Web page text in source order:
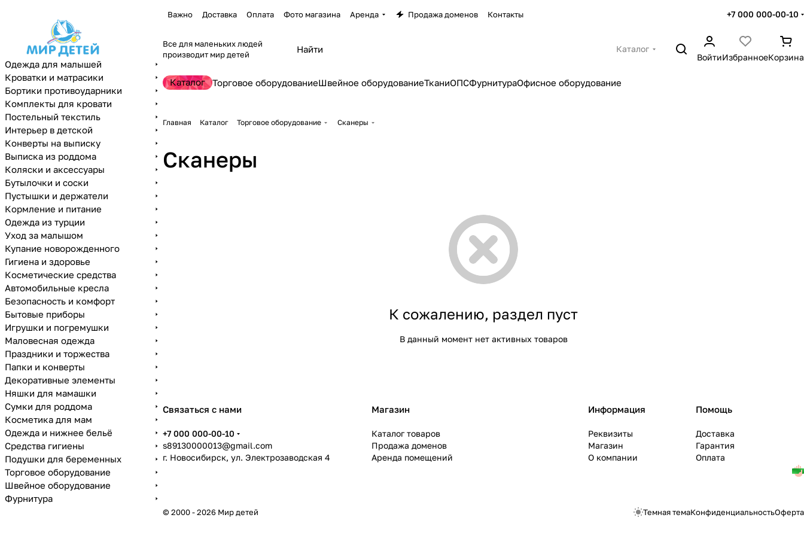
Важно Доставка Оплата Фото магазина Аренда Продажа доменов Контакты +7 000 000-00-10
Все для маленьких людей
производит мир детей
Каталог
ВойтиИзбранноеКорзина
Каталог Торговое оборудованиеШвейное оборудованиеТканиОПСФурнитураОфисное оборудование
Главная Каталог Торговое оборудование Сканеры
Сканеры
К сожалению, раздел пуст
В данный момент нет активных товаров
Связаться с нами
+7 000 000-00-10
s89130000013@gmail.com
г. Новосибирск, ул. Электрозаводская 4
Магазин
Каталог товаров
Продажа доменов
Аренда помещений
Информация
Реквизиты
Магазин
О компании
Помощь
Доставка
Гарантия
Оплата
© 2000 - 2026 Мир детей Темная темаКонфиденциальностьОферта
Одежда для малышей
Кроватки и матрасики
Бортики противоударники
Комплекты для кровати
Постельный текстиль
Интерьер в детской
Конверты на выписку
Выписка из роддома
Коляски и аксессуары
Бутылочки и соски
Пустышки и держатели
Кормление и питание
Одежда из турции
Уход за малышом
Купание новорожденного
Гигиена и здоровье
Косметические средства
Автомобильные кресла
Безопасность и комфорт
Бытовые приборы
Игрушки и погремушки
Маловесная одежда
Праздники и торжества
Папки и конверты
Декоративные элементы
Няшки для мамашки
Сумки для роддома
Косметика для мам
Одежда и нижнее бельё
Средства гигиены
Подушки для беременных
Торговое оборудование
Швейное оборудование
Фурнитура